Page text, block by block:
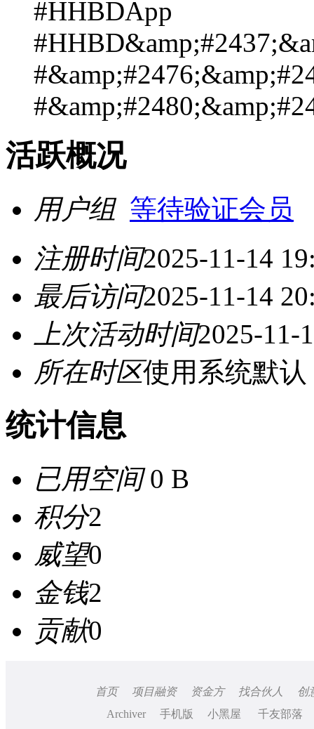
#HHBDApp
活跃概况
用户组 等待验证会员
注册时间2025-11-14
最后访问2025-11-14
上次活动时间2025-11-
所在时区使用系统默认
统计信息
已用空间0 B
积分2
威望0
金钱2
贡献0
首页 项目融资 资金方 找合伙人
创
Archiver
手机版 小黑屋 千友部落